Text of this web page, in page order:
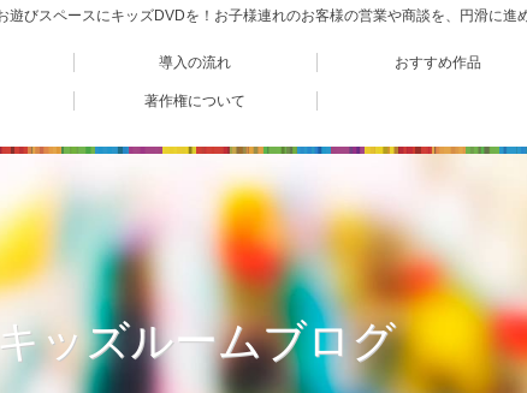
びスペースにキッズDVDを！お子様連れのお客様の営業や商談を、円滑に進
導入の流れ おすすめ作品
著作権について
キッズルームブログ